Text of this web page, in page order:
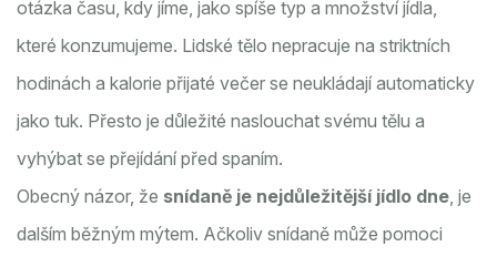
otázka času, kdy jíme, jako spíše typ a množství jídla,
které konzumujeme. Lidské tělo nepracuje na striktních
hodinách a kalorie přijaté večer se neukládají automaticky
jako tuk. Přesto je důležité naslouchat svému tělu a
vyhýbat se přejídání před spaním.
Obecný názor, že snídaně je nejdůležitější jídlo dne , je
dalším běžným mýtem. Ačkoliv snídaně může pomoci